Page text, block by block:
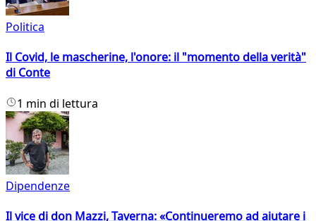
Politica
Il Covid, le mascherine, l'onore: il "momento della verità"
di Conte
1 min di lettura
Dipendenze
Il vice di don Mazzi, Taverna: «Continueremo ad aiutare i